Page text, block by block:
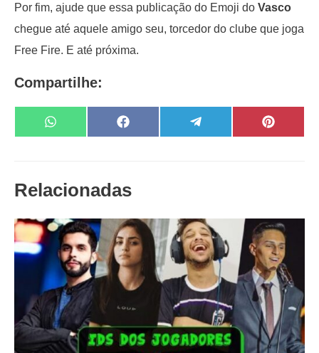
Por fim, ajude que essa publicação do Emoji do Vasco
chegue até aquele amigo seu, torcedor do clube que joga
Free Fire. E até próxima.
Compartilhe:
Share
on
W
h
A
p
Share
on
F
a
o
o
Share
on
e
Share
on
P
i
t
Relacionadas